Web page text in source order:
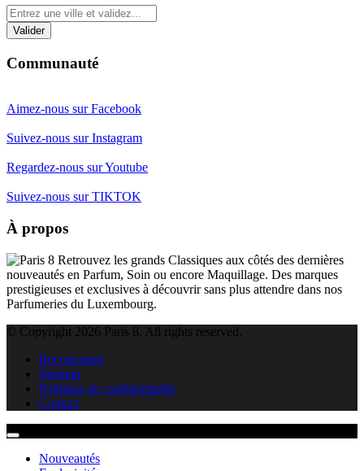
Communauté
Aimez-nous sur Facebook
Suivez-nous sur Instagram
Regardez-nous sur Youtube
Suivez-nous sur TIKTOK
À propos
Retrouvez les grands Classiques aux côtés des dernières
nouveautés en Parfum, Soin ou encore Maquillage. Des marques
prestigieuses et exclusives à découvrir sans plus attendre dans nos
Parfumeries du Luxembourg.
© Copyright 2026 Paris 8. All rights reserved.
Recrutement
Sitemap
Politique de confidentialité
Contact
Nouveautés